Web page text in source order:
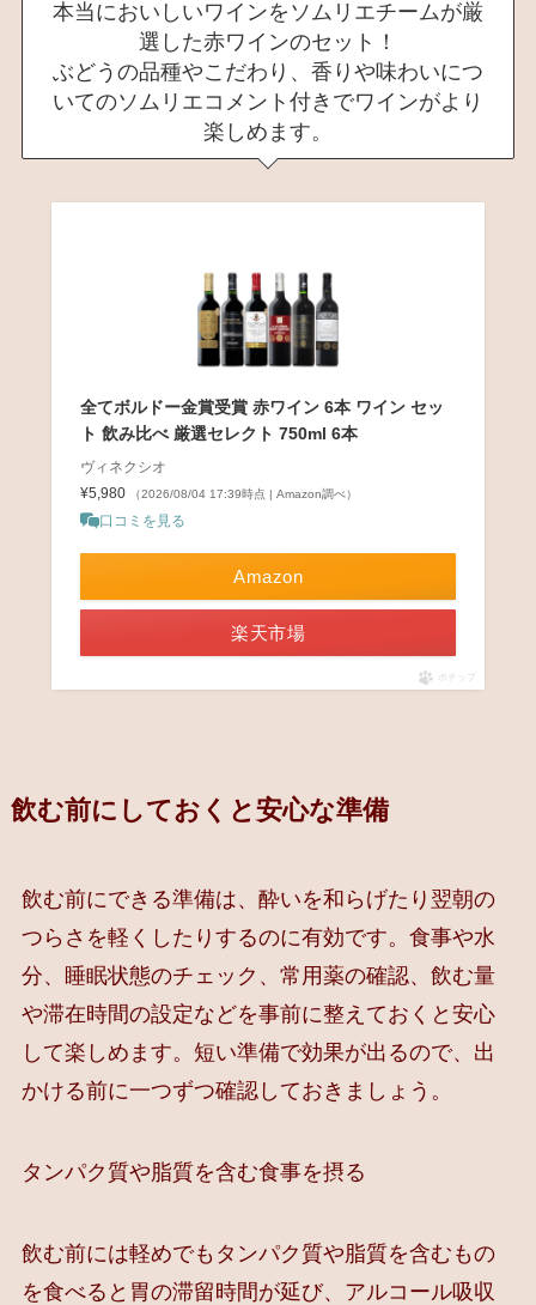
本当においしいワインをソムリエチームが厳
選した赤ワインのセット！
ぶどうの品種やこだわり、香りや味わいにつ
いてのソムリエコメント付きでワインがより
楽しめます。
全てボルドー金賞受賞 赤ワイン 6本 ワイン セッ
ト 飲み比べ 厳選セレクト 750ml 6本
ヴィネクシオ
¥5,980
（2026/08/04 17:39時点 | Amazon調べ）
口コミを見る
Amazon
楽天市場
ポチップ
飲む前にしておくと安心な準備
飲む前にできる準備は、酔いを和らげたり翌朝の
つらさを軽くしたりするのに有効です。食事や水
分、睡眠状態のチェック、常用薬の確認、飲む量
や滞在時間の設定などを事前に整えておくと安心
して楽しめます。短い準備で効果が出るので、出
かける前に一つずつ確認しておきましょう。
タンパク質や脂質を含む食事を摂る
飲む前には軽めでもタンパク質や脂質を含むもの
を食べると胃の滞留時間が延び、アルコール吸収